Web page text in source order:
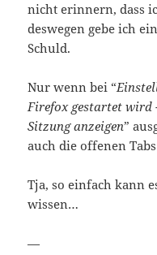
nicht erinnern, dass
deswegen gebe ich
Schuld.
Nur wenn bei “
Firefox gestartet wird
Sitzung anzeigen”
auch die offenen
Tja, so einfach kann
wissen…
—